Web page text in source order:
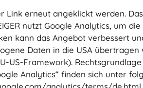
Link erneut angeklickt werden.
nutzt Google Analytics, um
kann das Angebot verbessert
Daten in die USA
Framework). Rechtsgrundlage
Analytics“ finden sich unter